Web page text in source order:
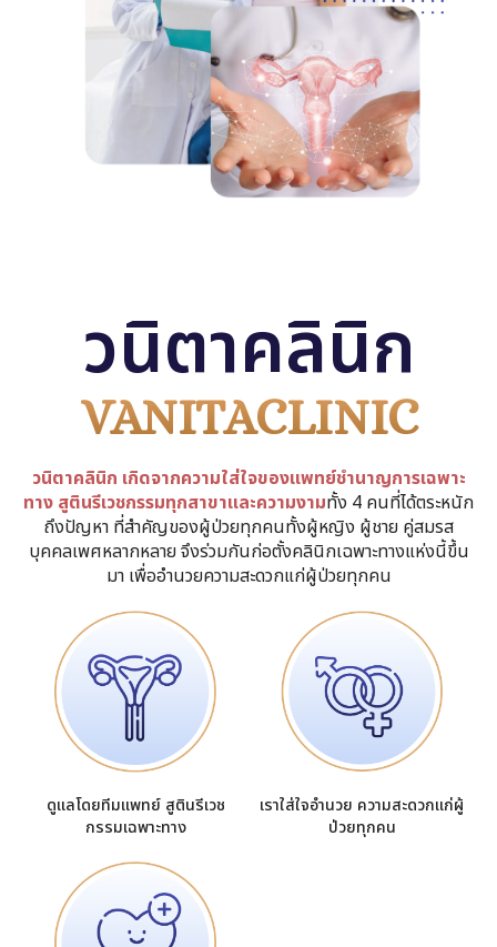
วนิตาคลินิก
VANITACLINIC
วนิตาคลินิก เกิดจากความใส่ใจของแพทย์ชำนาญการเฉพาะ
ทาง สูตินรีเวชกรรมทุกสาขาและความงามทั้ง 4 คนที่ได้ตระหนัก
ถึงปัญหา ที่สำคัญของผู้ป่วยทุกคนทั้งผู้หญิง ผู้ชาย คู่สมรส
บุคคลเพศหลากหลาย จึงร่วมกันก่อตั้งคลินิกเฉพาะทางแห่งนี้ขึ้น
มา เพื่ออำนวยความสะดวกแก่ผู้ป่วยทุกคน
ดูแลโดยทีมแพทย์ สูตินรีเวช
กรรมเฉพาะทาง
เราใส่ใจอำนวย ความสะดวกแก่ผู้
ป่วยทุกคน